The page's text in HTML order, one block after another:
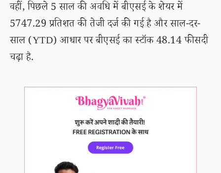
वहीं, पिछले 5 साल की अवधि में बीएसई के शेयर में
5747.29 प्रतिशत की तेजी दर्ज की गई है और साल-दर-
साल (YTD) आधार पर बीएसई का स्टॉक 48.14 फीसदी
चढ़ा है.